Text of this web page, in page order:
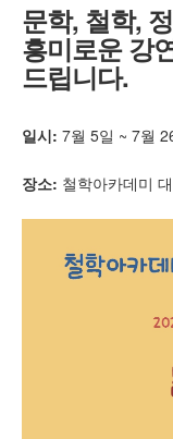
문학, 철학,
흥미로운 강
드립니다.
일시: 7월 5일 ~ 7월
장소: 철학아카데미